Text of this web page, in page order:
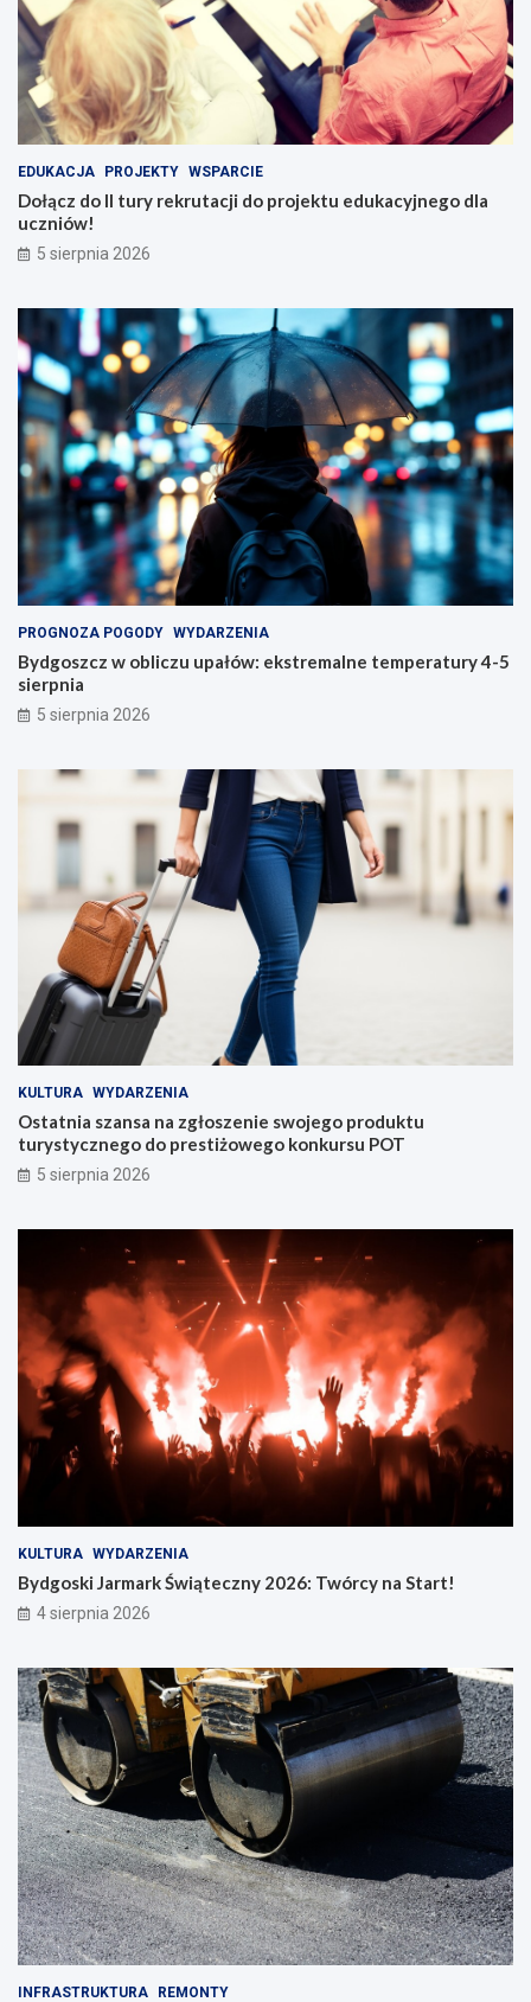
EDUKACJA PROJEKTY WSPARCIE
Dołącz do II tury rekrutacji do projektu edukacyjnego dla
uczniów!
5 sierpnia 2026
PROGNOZA POGODY WYDARZENIA
Bydgoszcz w obliczu upałów: ekstremalne temperatury 4-5
sierpnia
5 sierpnia 2026
KULTURA WYDARZENIA
Ostatnia szansa na zgłoszenie swojego produktu
turystycznego do prestiżowego konkursu POT
5 sierpnia 2026
KULTURA WYDARZENIA
Bydgoski Jarmark Świąteczny 2026: Twórcy na Start!
4 sierpnia 2026
INFRASTRUKTURA REMONTY